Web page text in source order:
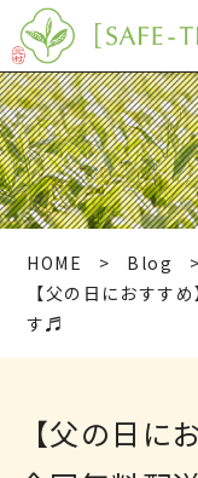
HOME
Blog
【父の日におすす
す♬
【父の日に